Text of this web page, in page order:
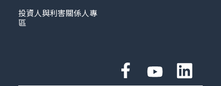
投資人與利害關係人專
區